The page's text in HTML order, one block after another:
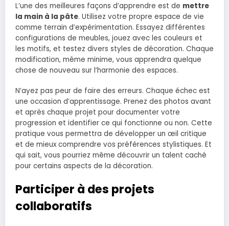
L’une des meilleures façons d’apprendre est de mettre
la main à la pâte. Utilisez votre propre espace de vie
comme terrain d’expérimentation. Essayez différentes
configurations de meubles, jouez avec les couleurs et
les motifs, et testez divers styles de décoration. Chaque
modification, même minime, vous apprendra quelque
chose de nouveau sur l’harmonie des espaces.
N’ayez pas peur de faire des erreurs. Chaque échec est
une occasion d’apprentissage. Prenez des photos avant
et après chaque projet pour documenter votre
progression et identifier ce qui fonctionne ou non. Cette
pratique vous permettra de développer un œil critique
et de mieux comprendre vos préférences stylistiques. Et
qui sait, vous pourriez même découvrir un talent caché
pour certains aspects de la décoration.
Participer à des projets
collaboratifs